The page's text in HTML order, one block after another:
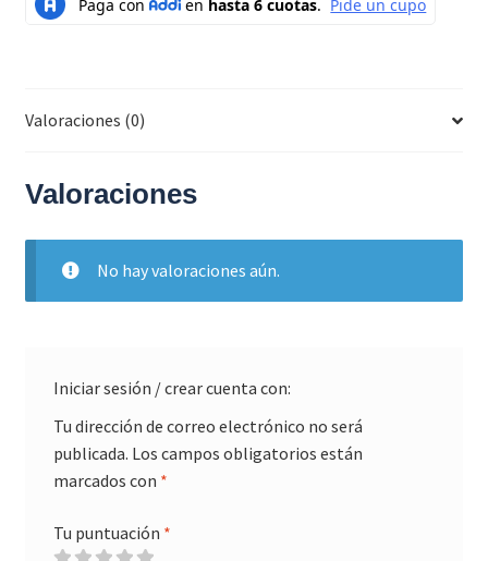
Valoraciones (0)
Valoraciones
No hay valoraciones aún.
Iniciar sesión / crear cuenta con:
Tu dirección de correo electrónico no será
publicada. Los campos obligatorios están
marcados con *
Tu puntuación *